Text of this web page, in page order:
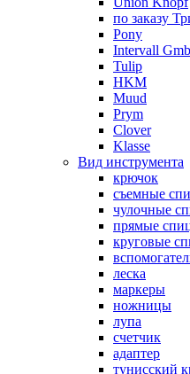
по заказу
Pony
Intervall
Tulip
HKM
Muud
Prym
Clover
Klasse
Вид инструмента
крючок
съемные
чулочные
прямые
круговые
леска
маркеры
ножницы
лупа
счетчик
адаптер
тунисский